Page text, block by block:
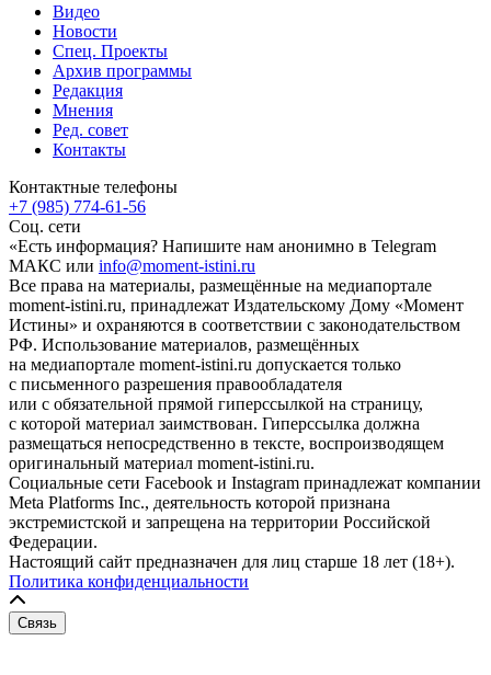
Видео
Новости
Спец. Проекты
Архив программы
Редакция
Мнения
Ред. совет
Контакты
Контактные телефоны
+7 (985) 774-61-56
Соц. сети
«Есть информация? Напишите нам анонимно в Telegram
МАКС или info@moment-istini.ru
Все права на материалы, размещённые на медиапортале
moment-istini.ru, принадлежат Издательскому Дому «Момент
Истины» и охраняются в соответствии с законодательством
РФ. Использование материалов, размещённых
на медиапортале moment-istini.ru допускается только
с письменного разрешения правообладателя
или с обязательной прямой гиперссылкой на страницу,
с которой материал заимствован. Гиперссылка должна
размещаться непосредственно в тексте, воспроизводящем
оригинальный материал moment-istini.ru.
Социальные сети Facebook и Instagram принадлежат компании
Meta Platforms Inc., деятельность которой признана
экстремистской и запрещена на территории Российской
Федерации.
Настоящий сайт предназначен для лиц старше 18 лет (18+).
Политика конфиденциальности
Связь